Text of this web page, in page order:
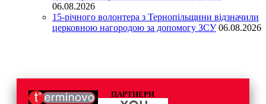
06.08.2026
15-річного волонтера з Тернопільщини відзначили
церковною нагородою за допомогу ЗСУ 06.08.2026
ПАРТНЕРИ